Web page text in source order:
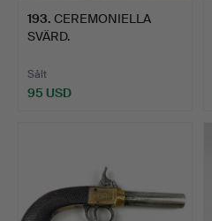
193. CEREMONIELLA
SVÄRD.
Sålt
95 USD